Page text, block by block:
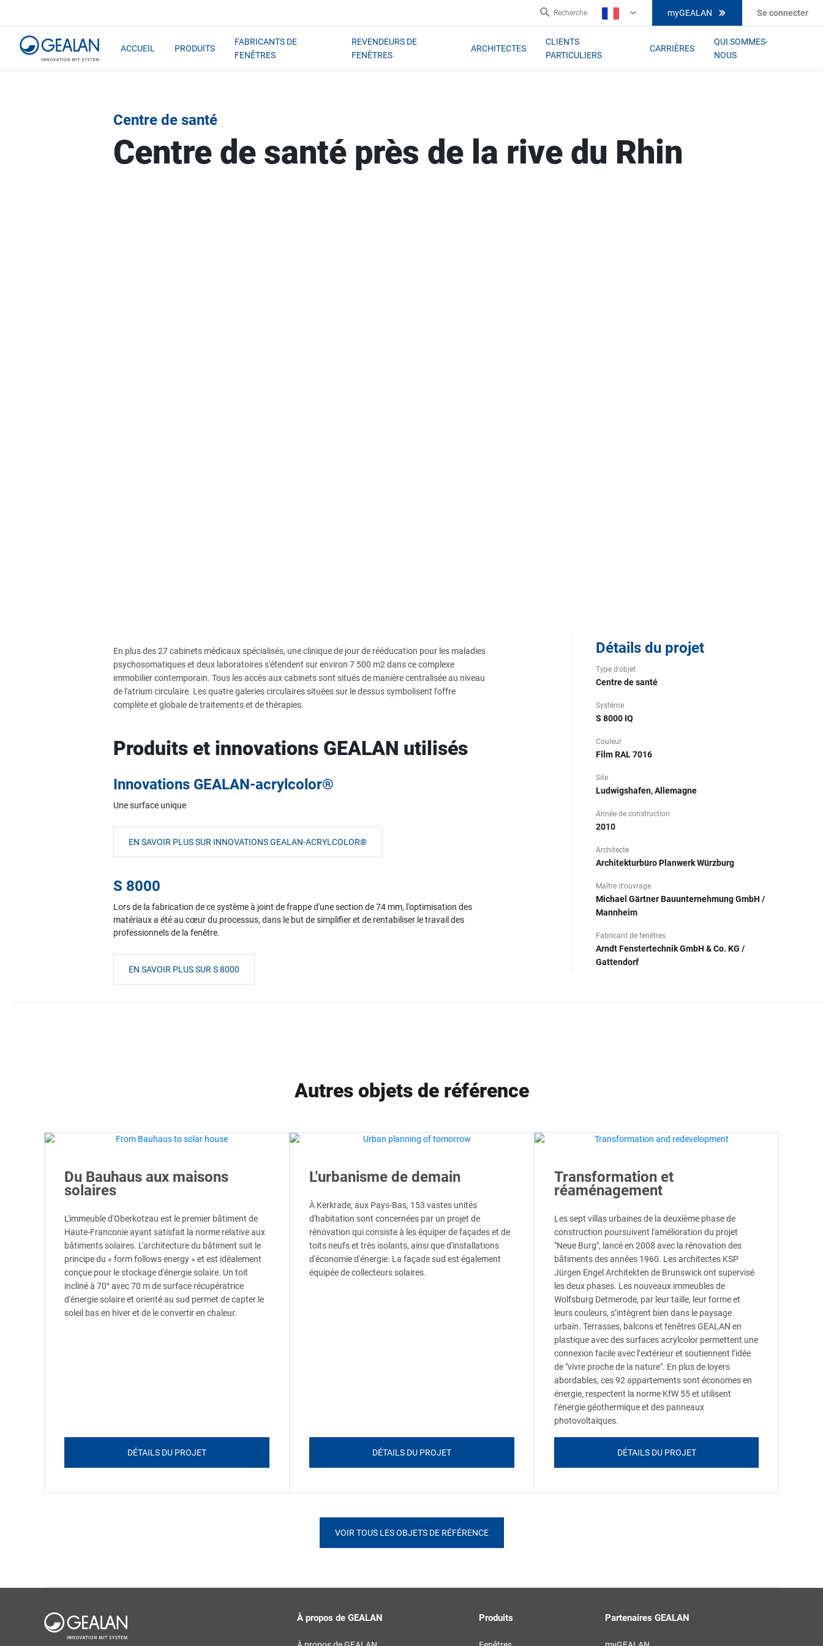
Recherche
FR
myGEALAN Se connecter
ACCUEIL PRODUITS
FABRICANTS DE
FENÊTRES
REVENDEURS DE
FENÊTRES
ARCHITECTES
CLIENTS
PARTICULIERS
CARRIÈRES
QUI SOMMES-
NOUS
Centre de santé
Centre de santé près de la rive du Rhin
Détails du projet
Type d'objet
Centre de santé
Système
S 8000 IQ
Couleur
Film RAL 7016
Site
Ludwigshafen, Allemagne
Année de construction
2010
Architecte
Architekturbüro Planwerk Würzburg
Maître d'ouvrage
Michael Gärtner Bauunternehmung GmbH /
Mannheim
Fabricant de fenêtres
Arndt Fenstertechnik GmbH & Co. KG /
Gattendorf
En plus des 27 cabinets médicaux spécialisés, une clinique de jour de rééducation pour les maladies
psychosomatiques et deux laboratoires s'étendent sur environ 7 500 m2 dans ce complexe
immobilier contemporain. Tous les accès aux cabinets sont situés de manière centralisée au niveau
de l'atrium circulaire. Les quatre galeries circulaires situées sur le dessus symbolisent l'offre
complète et globale de traitements et de thérapies.
Produits et innovations GEALAN utilisés
Innovations GEALAN-acrylcolor®
Une surface unique
EN SAVOIR PLUS SUR INNOVATIONS GEALAN-ACRYLCOLOR®
S 8000
Lors de la fabrication de ce système à joint de frappe d'une section de 74 mm, l'optimisation des
matériaux a été au cœur du processus, dans le but de simplifier et de rentabiliser le travail des
professionnels de la fenêtre.
EN SAVOIR PLUS SUR S 8000
Autres objets de référence
Du Bauhaus aux maisons
solaires
L'immeuble d'Oberkotzau est le premier bâtiment de
Haute-Franconie ayant satisfait la norme relative aux
bâtiments solaires. L'architecture du bâtiment suit le
principe du « form follows energy » et est idéalement
conçue pour le stockage d'énergie solaire. Un toit
incliné à 70° avec 70 m de surface récupératrice
d'énergie solaire et orienté au sud permet de capter le
soleil bas en hiver et de le convertir en chaleur.
DÉTAILS DU PROJET
L'urbanisme de demain
À Kerkrade, aux Pays-Bas, 153 vastes unités
d'habitation sont concernées par un projet de
rénovation qui consiste à les équiper de façades et de
toits neufs et très isolants, ainsi que d'installations
d'économie d'énergie. La façade sud est également
équipée de collecteurs solaires.
DÉTAILS DU PROJET
Transformation et
réaménagement
Les sept villas urbaines de la deuxième phase de
construction poursuivent l'amélioration du projet
"Neue Burg", lancé en 2008 avec la rénovation des
bâtiments des années 1960. Les architectes KSP
Jürgen Engel Architekten de Brunswick ont supervisé
les deux phases. Les nouveaux immeubles de
Wolfsburg Detmerode, par leur taille, leur forme et
leurs couleurs, s’intègrent bien dans le paysage
urbain. Terrasses, balcons et fenêtres GEALAN en
plastique avec des surfaces acrylcolor permettent une
connexion facile avec l’extérieur et soutiennent l’idée
de "vivre proche de la nature". En plus de loyers
abordables, ces 92 appartements sont économes en
énergie, respectent la norme KfW 55 et utilisent
l’énergie géothermique et des panneaux
photovoltaïques.
DÉTAILS DU PROJET
VOIR TOUS LES OBJETS DE RÉFÉRENCE
À propos de GEALAN Produits Partenaires GEALAN